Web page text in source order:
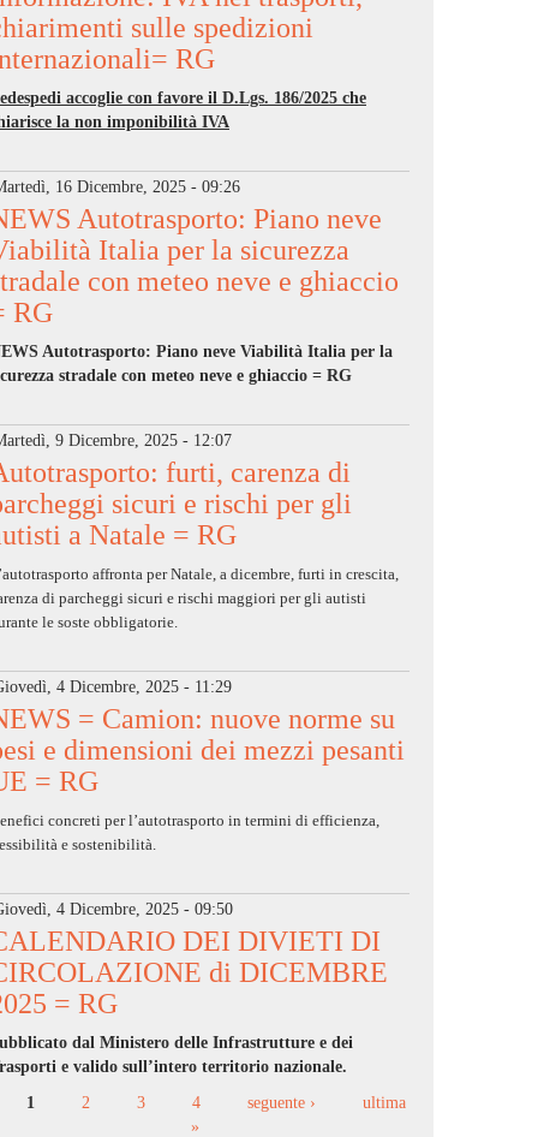
sulle spedizioni
RG
accoglie con favore il D.Lgs. 186/2025 che
la non imponibilità IVA
16 Dicembre, 2025 - 09:26
Autotrasporto: Piano neve
Italia per la sicurezza
con meteo neve e ghiaccio
RG
Autotrasporto: Piano neve Viabilità Italia per la
stradale con meteo neve e ghiaccio = RG
9 Dicembre, 2025 - 12:07
furti, carenza di
sicuri e rischi per gli
a Natale = RG
affronta per Natale, a dicembre, furti in crescita,
di parcheggi sicuri e rischi maggiori per gli autisti
le soste obbligatorie.
4 Dicembre, 2025 - 11:29
= Camion: nuove norme su
e dimensioni dei mezzi pesanti
= RG
concreti per l’autotrasporto in termini di efficienza,
e sostenibilità.
4 Dicembre, 2025 - 09:50
DEI DIVIETI DI
di DICEMBRE
= RG
dal Ministero delle Infrastrutture e dei
e valido sull’intero territorio nazionale.
1 2 3 4 seguente ›
ultima
»